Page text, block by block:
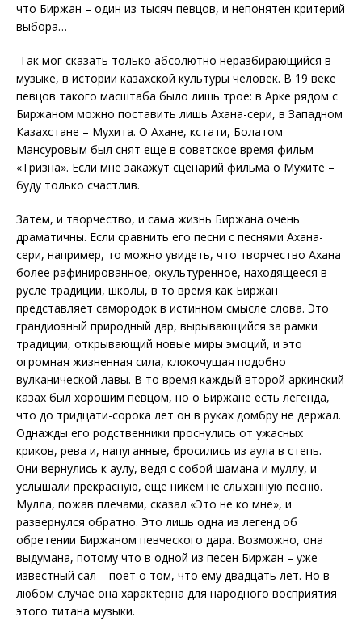
что Биржан – один из тысяч певцов, и непонятен критерий
выбора…
Так мог сказать только абсолютно неразбирающийся в
музыке, в истории казахской культуры человек. В 19 веке
певцов такого масштаба было лишь трое: в Арке рядом с
Биржаном можно поставить лишь Ахана-сери, в Западном
Казахстане – Мухита. О Ахане, кстати, Болатом
Мансуровым был снят еще в советское время фильм
«Тризна». Если мне закажут сценарий фильма о Мухите –
буду только счастлив.
Затем, и творчество, и сама жизнь Биржана очень
драматичны. Если сравнить его песни с песнями Ахана-
сери, например, то можно увидеть, что творчество Ахана
более рафинированное, окультуренное, находящееся в
русле традиции, школы, в то время как Биржан
представляет самородок в истинном смысле слова. Это
грандиозный природный дар, вырывающийся за рамки
традиции, открывающий новые миры эмоций, и это
огромная жизненная сила, клокочущая подобно
вулканической лавы. В то время каждый второй аркинский
казах был хорошим певцом, но о Биржане есть легенда,
что до тридцати-сорока лет он в руках домбру не держал.
Однажды его родственники проснулись от ужасных
криков, рева и, напуганные, бросились из аула в степь.
Они вернулись к аулу, ведя с собой шамана и муллу, и
услышали прекрасную, еще никем не слыханную песню.
Мулла, пожав плечами, сказал «Это не ко мне», и
развернулся обратно. Это лишь одна из легенд об
обретении Биржаном певческого дара. Возможно, она
выдумана, потому что в одной из песен Биржан – уже
известный сал – поет о том, что ему двадцать лет. Но в
любом случае она характерна для народного восприятия
этого титана музыки.